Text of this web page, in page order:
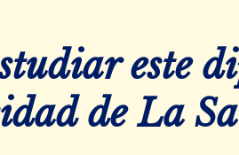
este
de La